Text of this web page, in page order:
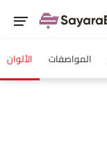
المواصفات الألوان